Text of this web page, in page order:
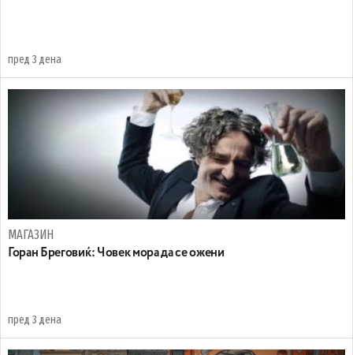
пред 3 дена
МАГАЗИН
Горан Бреговиќ: Човек мора да се ожени
пред 3 дена